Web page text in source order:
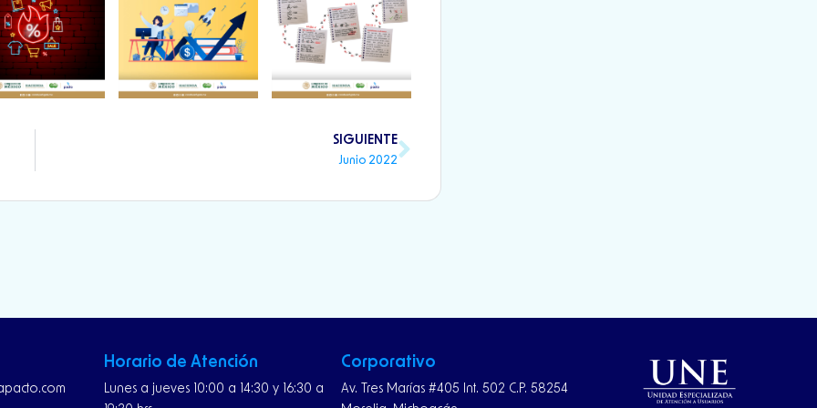
SIGUIENTE
Junio 2022
Next
Horario de Atención
Lunes a jueves 10:00 a 14:30 y 16:30 a
Corporativo
Av. Tres Marías #405 Int. 502 C.P. 58254